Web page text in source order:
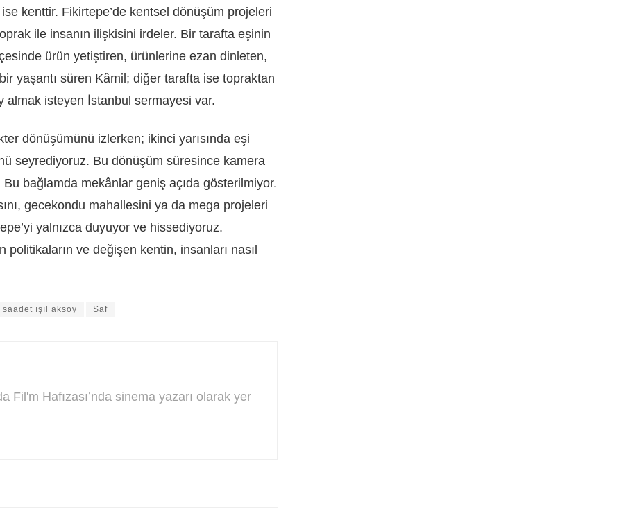
kenttir. Fikirtepe’de kentsel dönüşüm projeleri
ile insanın ilişkisini irdeler. Bir tarafta eşinin
ürün yetiştiren, ürünlerine ezan dinleten,
yaşantı süren Kâmil; diğer tarafta ise topraktan
almak isteyen İstanbul sermayesi var.
dönüşümünü izlerken; ikinci yarısında eşi
seyrediyoruz. Bu dönüşüm süresince kamera
bağlamda mekânlar geniş açıda gösterilmiyor.
gecekondu mahallesini ya da mega projeleri
yalnızca duyuyor ve hissediyoruz.
ve değişen kentin, insanları nasıl
saadet ışıl aksoy Saf
Fil'm Hafızası’nda sinema yazarı olarak yer